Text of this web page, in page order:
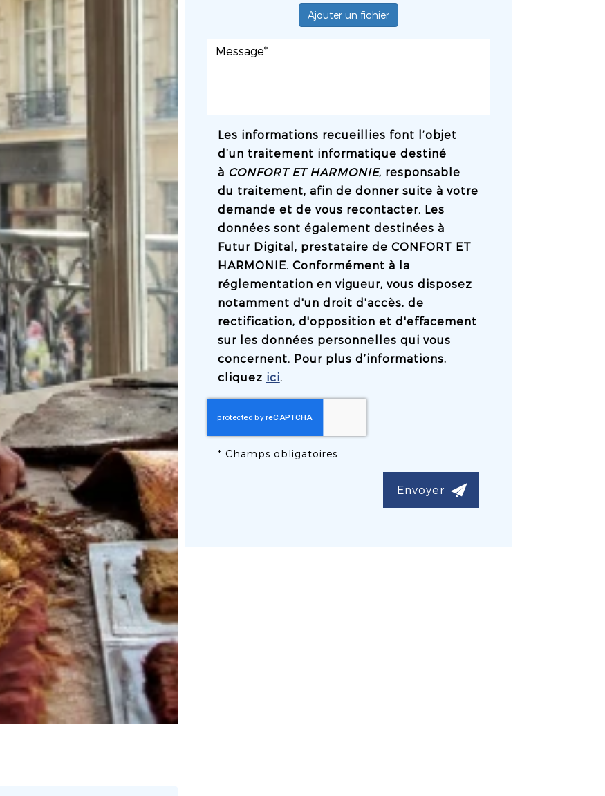
Ajouter un fichier
Les informations recueillies font l’objet
d’un traitement informatique destiné
à CONFORT ET HARMONIE, responsable
du traitement, afin de donner suite à votre
demande et de vous recontacter. Les
données sont également destinées à
Futur Digital, prestataire de CONFORT ET
HARMONIE. Conformément à la
réglementation en vigueur, vous disposez
notamment d'un droit d'accès, de
rectification, d'opposition et d'effacement
sur les données personnelles qui vous
concernent. Pour plus d’informations,
cliquez ici.
* Champs obligatoires